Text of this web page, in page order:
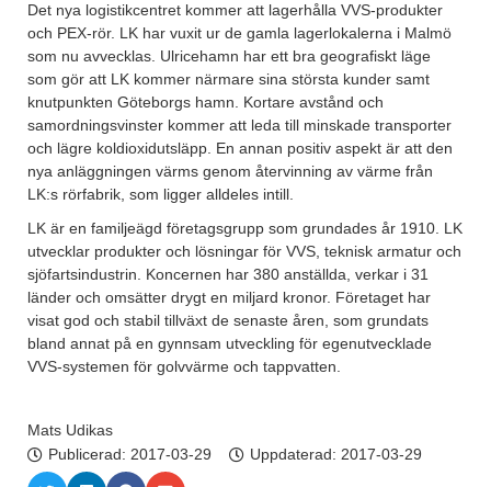
Det nya logistikcentret kommer att lagerhålla VVS-produkter
och PEX-rör. LK har vuxit ur de gamla lagerlokalerna i Malmö
som nu avvecklas. Ulricehamn har ett bra geografiskt läge
som gör att LK kommer närmare sina största kunder samt
knutpunkten Göteborgs hamn. Kortare avstånd och
samordningsvinster kommer att leda till minskade transporter
och lägre koldioxidutsläpp. En annan positiv aspekt är att den
nya anläggningen värms genom återvinning av värme från
LK:s rörfabrik, som ligger alldeles intill.
LK är en familjeägd företagsgrupp som grundades år 1910. LK
utvecklar produkter och lösningar för VVS, teknisk armatur och
sjöfartsindustrin. Koncernen har 380 anställda, verkar i 31
länder och omsätter drygt en miljard kronor. Företaget har
visat god och stabil tillväxt de senaste åren, som grundats
bland annat på en gynnsam utveckling för egenutvecklade
VVS-systemen för golvvärme och tappvatten.
Mats Udikas
Publicerad: 2017-03-29 Uppdaterad: 2017-03-29